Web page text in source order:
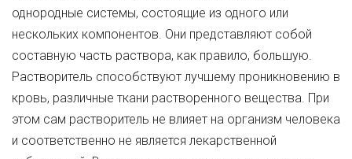
однородные системы, состоящие из одного или
нескольких компонентов. Они представляют собой
составную часть раствора, как правило, большую.
Растворитель способствуют лучшему проникновению в
кровь, различные ткани растворенного вещества. При
этом сам растворитель не влияет на организм человека
и соответственно не является лекарственной